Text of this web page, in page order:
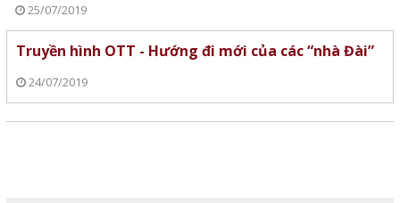
25/07/2019
Truyền hình OTT - Hướng đi mới của các “nhà Đài”
24/07/2019